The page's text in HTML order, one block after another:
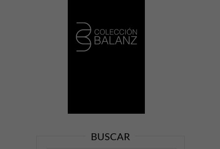
BUSCAR